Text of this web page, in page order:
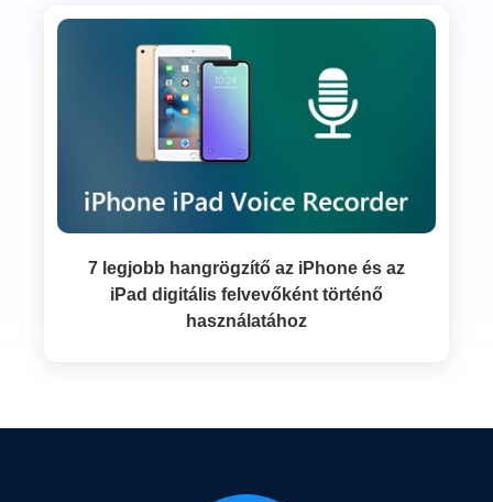
7 legjobb hangrögzítő az iPhone és az
iPad digitális felvevőként történő
használatához